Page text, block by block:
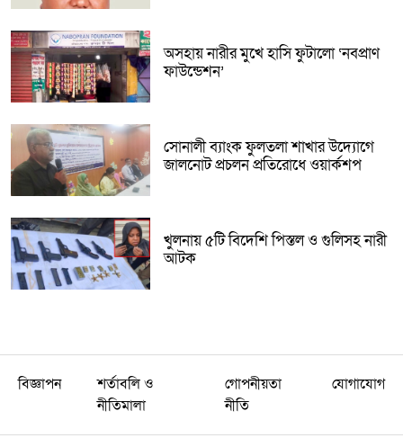
অসহায় নারীর মুখে হাসি ফুটালো ‘নবপ্রাণ
ফাউন্ডেশন’
সোনালী ব্যাংক ফুলতলা শাখার উদ্যোগে
জালনোট প্রচলন প্রতিরোধে ওয়ার্কশপ
খুলনায় ৫টি বিদেশি পিস্তল ও গুলিসহ নারী
আটক
বিজ্ঞাপন
শর্তাবলি ও
নীতিমালা
গোপনীয়তা
নীতি
যোগাযোগ